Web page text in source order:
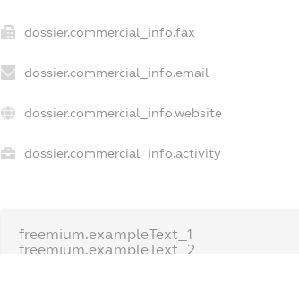
dossier.commercial_info.fax
dossier.commercial_info.email
dossier.commercial_info.website
dossier.commercial_info.activity
freemium.exampleText_1
freemium.exampleText_2